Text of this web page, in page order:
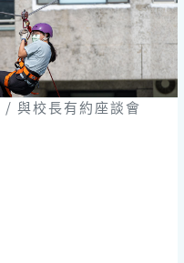
與校長有約座談會